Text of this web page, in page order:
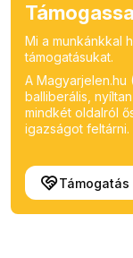
Mi a munkánkkal
támogatásukat.
A Magyarjelen.hu
balliberális,
mindkét oldalról
igazságot feltárni.
Támogatás